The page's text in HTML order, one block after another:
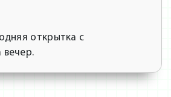
открытка с
вечер.